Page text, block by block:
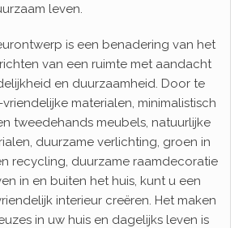
leven.
is een benadering van het
van een ruimte met aandacht
en duurzaamheid. Door te
materialen, minimalistisch
tweedehands meubels, natuurlijke
duurzame verlichting, groen in
recycling, duurzame raamdecoratie
in en buiten het huis, kunt u een
interieur creëren. Het maken
in uw huis en dagelijks leven is